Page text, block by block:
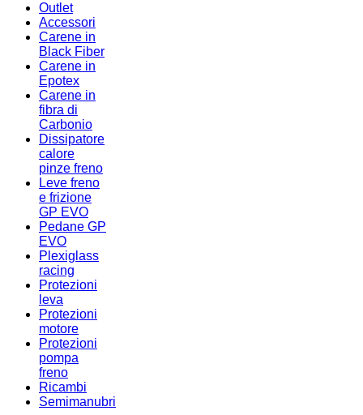
Outlet
Accessori
Carene in
Black Fiber
Carene in
Epotex
Carene in
fibra di
Carbonio
Dissipatore
calore
pinze freno
Leve freno
e frizione
GP EVO
Pedane GP
EVO
Plexiglass
racing
Protezioni
leva
Protezioni
motore
Protezioni
pompa
freno
Ricambi
Semimanubri